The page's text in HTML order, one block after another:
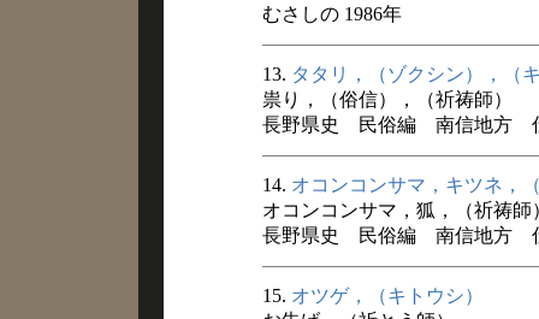
むさしの 1986年
13. タタリ，（ゾクシン），（
祟り，（俗信），（祈祷師）
長野県史 民俗編 南信地方
14. オコンコンサマ，キツネ，
オコンコンサマ，狐，（祈祷師
長野県史 民俗編 南信地方
15. オツゲ，（キトウシ）